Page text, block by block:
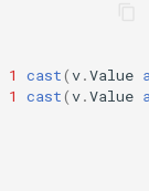
1 cast(v.Value
1 cast(v.Value